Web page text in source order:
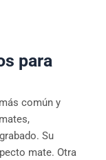
para
común y
Su
mate. Otra